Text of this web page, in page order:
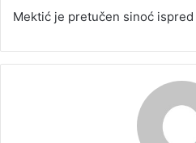
Mektić je pretučen sinoć